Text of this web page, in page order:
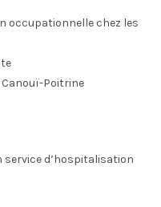
occupationnelle chez les
Canouï-Poitrine
service d’hospitalisation